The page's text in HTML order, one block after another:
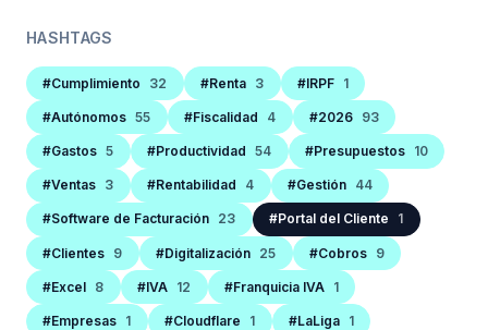
HASHTAGS
#Cumplimiento 32 #Renta 3 #IRPF 1
#Autónomos 55 #Fiscalidad 4 #2026 93
#Gastos 5 #Productividad 54 #Presupuestos 10
#Ventas 3 #Rentabilidad 4 #Gestión 44
#Software de Facturación 23 #Portal del Cliente 1
#Clientes 9 #Digitalización 25 #Cobros 9
#Excel 8 #IVA 12 #Franquicia IVA 1
#Empresas 1 #Cloudflare 1 #LaLiga 1